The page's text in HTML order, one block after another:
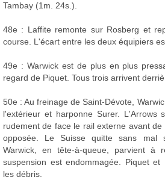
Tambay (1m. 24s.).
48e : Laffite remonte sur Rosberg et
course. L'écart entre les deux équipiers
49e : Warwick est de plus en plus
regard de Piquet. Tous trois arrivent
50e : Au freinage de Saint-Dévote,
l'extérieur et harponne Surer. L'Arrows
rudement de face le rail externe avant
opposée. Le Suisse quitte sans mal
Warwick, en tête-à-queue, parvient à
suspension est endommagée. Piquet
les débris.